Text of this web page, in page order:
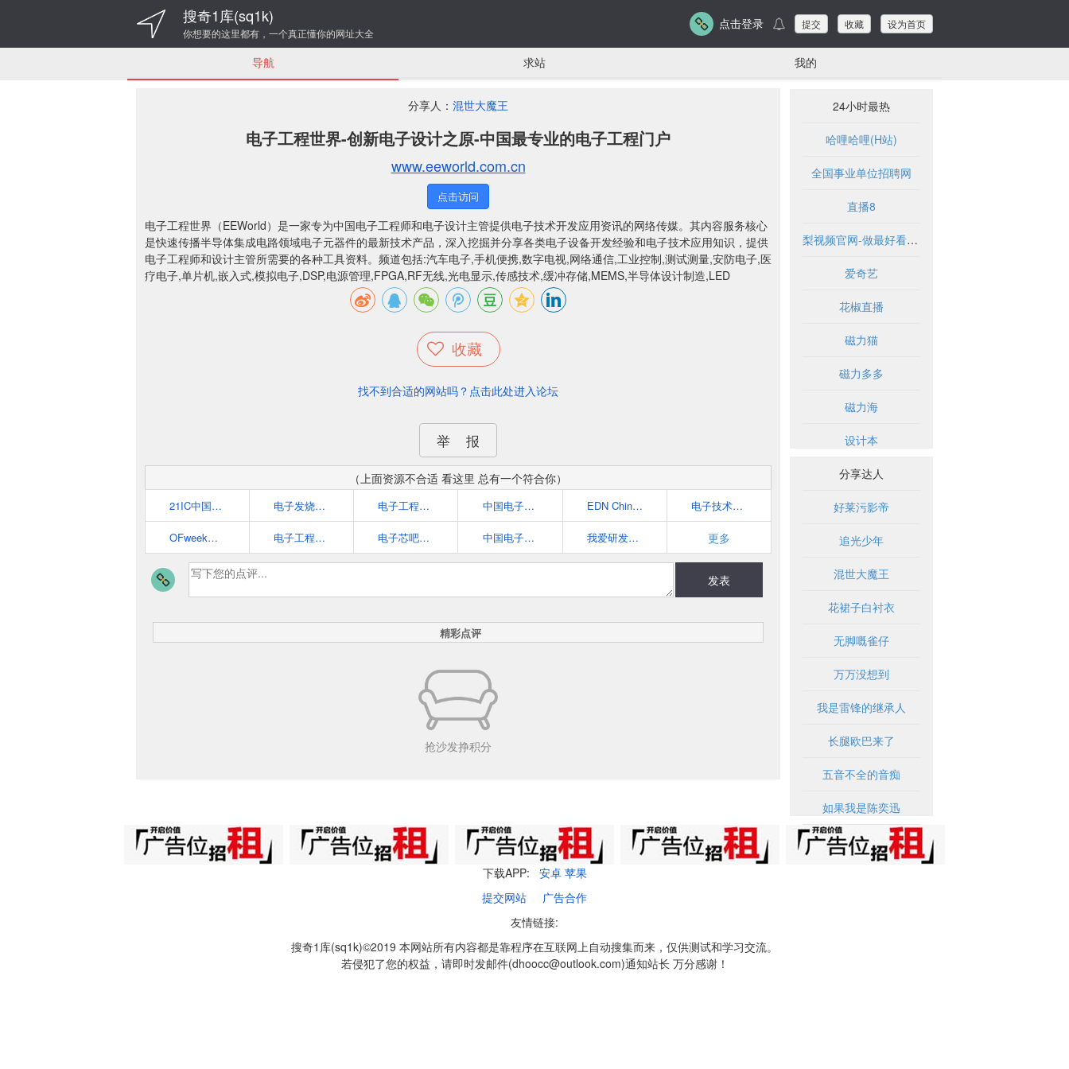
搜奇1库(sq1k)
你想要的这里都有，一个真正懂你的网址大全
点击登录 提交 收藏 设为首页
导航 求站 我的
分享人： 混世大魔王
电子工程世界-创新电子设计之原-中国最专业的电子工程门户
www.eeworld.com.cn
点击访问
电子工程世界（EEWorld）是一家专为中国电子工程师和电子设计主管提供电子技术开发应用资讯的网络传媒。其内容服务核心
是快速传播半导体集成电路领域电子元器件的最新技术产品，深入挖掘并分享各类电子设备开发经验和电子技术应用知识，提供
电子工程师和设计主管所需要的各种工具资料。频道包括:汽车电子,手机便携,数字电视,网络通信,工业控制,测试测量,安防电子,医
疗电子,单片机,嵌入式,模拟电子,DSP,电源管理,FPGA,RF无线,光电显示,传感技术,缓冲存储,MEMS,半导体设计制造,LED
收藏
找不到合适的网站吗？点击此处进入论坛
举 报
（上面资源不合适 看这里 总有一个符合你）
21IC中国电子网 - 中国电子工程师的首选网站 电子发烧友网 电子工程世界-创新电子设计之原-中国最专业的电子工程门户 中国电子顶级开发网(EETOP)-电子设计论坛、博客、超人气的电子工程师资料分享平台 EDN China 电子技术设计 电子技术应用
OFweek电子工程网 电子工程专辑 EE Times China 电子芯吧客(www.icxbk.com) 中国电子技术网 我爱研发网52RD.com 更多
发表
精彩点评
抢沙发挣积分
24小时最热
哈哩哈哩(H站)
全国事业单位招聘网
直播8
梨视频官网-做最好看的资讯短视频-Pear Video
爱奇艺
花椒直播
磁力猫
磁力多多
磁力海
设计本
分享达人
好莱污影帝
追光少年
混世大魔王
花裙子白衬衣
无脚嘅雀仔
万万没想到
我是雷锋的继承人
长腿欧巴来了
五音不全的音痴
如果我是陈奕迅
下载APP: 安卓 苹果
提交网站
广告合作
友情链接:
搜奇1库(sq1k)©2019 本网站所有内容都是靠程序在互联网上自动搜集而来，仅供测试和学习交流。
若侵犯了您的权益，请即时发邮件(dhoocc@outlook.com)通知站长 万分感谢！